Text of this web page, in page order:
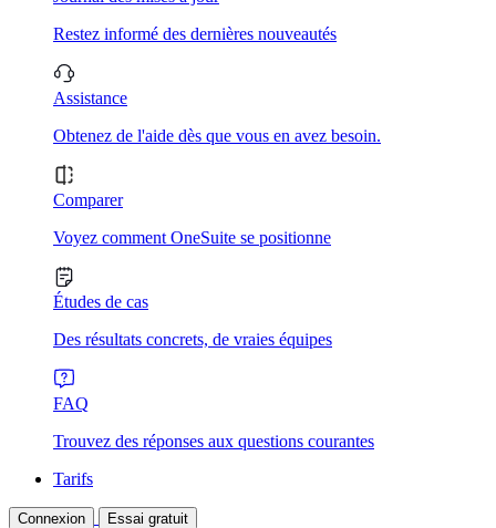
Restez informé des dernières nouveautés
Assistance
Obtenez de l'aide dès que vous en avez besoin.
Comparer
Voyez comment OneSuite se positionne
Études de cas
Des résultats concrets, de vraies équipes
FAQ
Trouvez des réponses aux questions courantes
Tarifs
Connexion Essai gratuit